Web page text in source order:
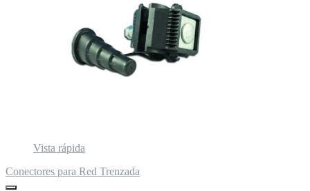
Vista rápida
Conectores para Red Trenzada